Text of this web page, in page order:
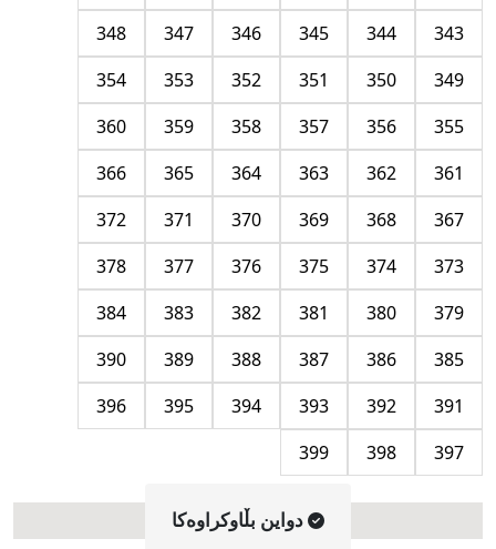
343
344
345
346
347
348
349
350
351
352
353
354
355
356
357
358
359
360
361
362
363
364
365
366
367
368
369
370
371
372
373
374
375
376
377
378
379
380
381
382
383
384
385
386
387
388
389
390
391
392
393
394
395
396
397
398
399
دواین بڵاوکراوه‌کا